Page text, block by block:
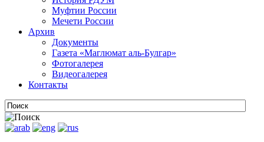
Муфтии России
Мечети России
Архив
Документы
Газета «Маглюмат аль-Булгар»
Фотогалерея
Видеогалерея
Контакты